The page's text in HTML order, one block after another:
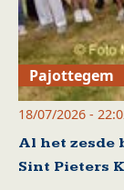
Pajottegem
18/07/2026 -
Al het zesde
Sint Pieters